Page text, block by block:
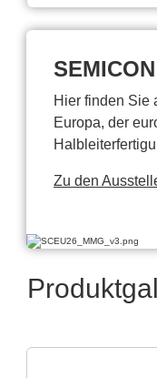
Hier finden Sie
Europa, der
Zu den